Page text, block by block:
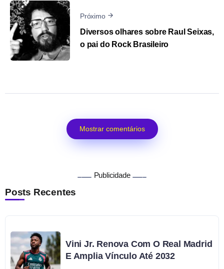
Próximo
Diversos olhares sobre Raul Seixas,
o pai do Rock Brasileiro
Mostrar comentários
Publicidade
Posts Recentes
Vini Jr. Renova Com O Real Madrid
E Amplia Vínculo Até 2032